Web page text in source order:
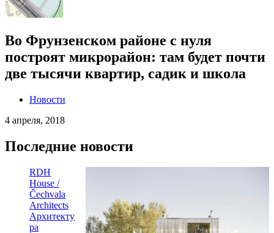
Во Фрунзенском районе с нуля
построят микрорайон: там будет почти
две тысячи квартир, садик и школа
Новости
4 апреля, 2018
Последние новости
RDH
House /
Čechvala
Architects
Архитекту
ра